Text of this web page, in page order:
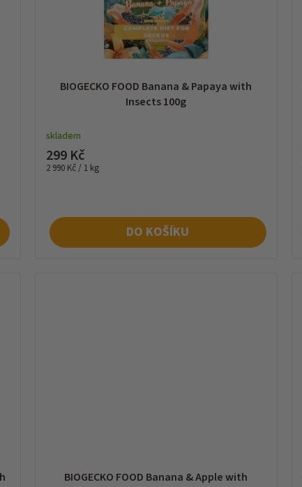
BIOGECKO FOOD Banana & Papaya with
Insects 100g
skladem
299 Kč
Měrná
2 990 Kč / 1 kg
DO KOŠÍKU
BIOGECKO FOOD Banana & Apple with